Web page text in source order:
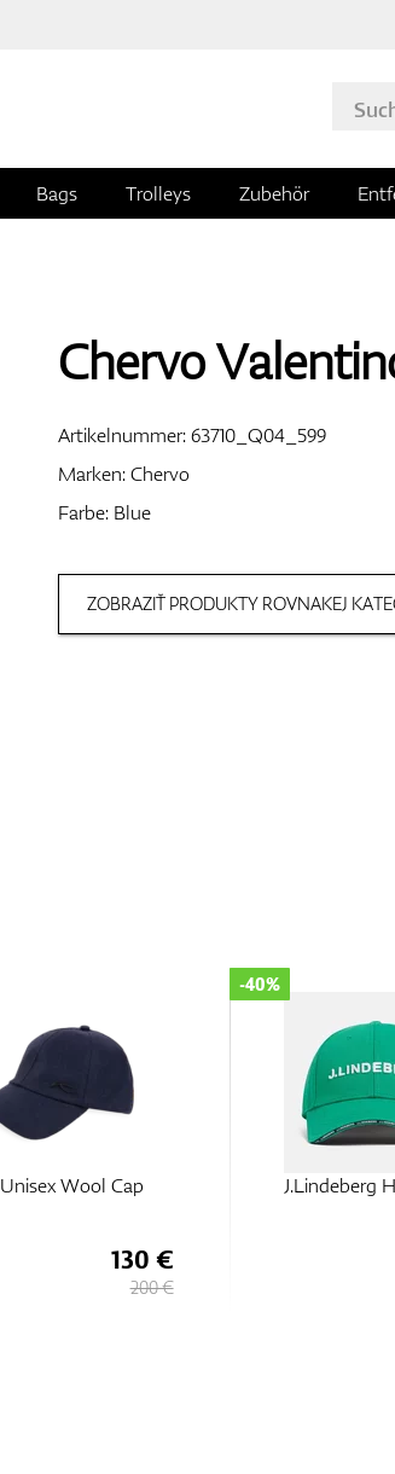
Bags Trolleys Zubehör
Chervo
Artikelnummer:63710_Q04_599
Marken:Chervo
Farbe: Blue
ZOBRAZIŤ PRODUKTY ROVNAKEJ
Wool Cap
130 €
200 €
J.Lindeberg
-40%